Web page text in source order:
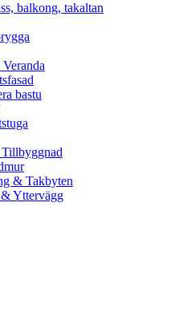
balkong, takaltan
bastu
& Takbyten
Yttervägg